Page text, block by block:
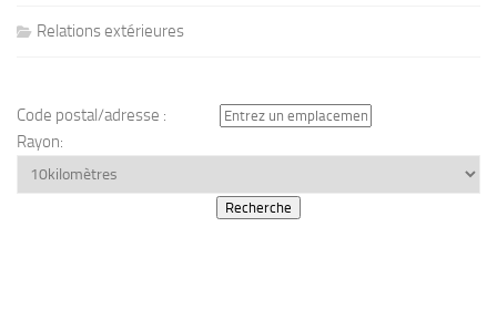
Relations extérieures
Code postal/adresse :
Rayon: